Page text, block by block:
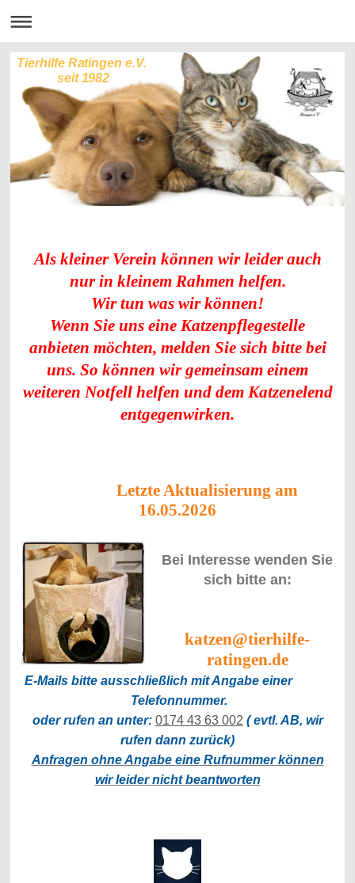
Tierhilfe Ratingen e.V.
seit 1982
Als kleiner Verein können wir leider auch
nur in kleinem Rahmen helfen.
Wir tun was wir können!
Wenn Sie uns eine Katzenpflegestelle
anbieten möchten, melden Sie sich bitte bei
uns. So können wir gemeinsam einem
weiteren Notfell helfen und dem Katzenelend
entgegenwirken.
Letzte Aktualisierung am
16.05.2026
Bei Interesse wenden Sie
sich bitte an:
katzen@tierhilfe-
ratingen.de
E-Mails bitte ausschließlich mit Angabe einer
Telefonnummer.
oder rufen an unter: 0174 43 63 002 ( evtl. AB, wir
rufen dann zurück)
Anfragen ohne Angabe eine Rufnummer können
wir leider nicht beantworten